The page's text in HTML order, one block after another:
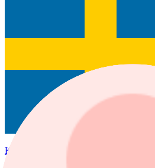
Kinnevik B